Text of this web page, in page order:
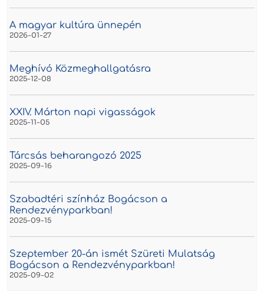
A magyar kultúra ünnepén
2026-01-27
Meghívó Közmeghallgatásra
2025-12-08
XXIV. Márton napi vigasságok
2025-11-05
Tárcsás beharangozó 2025
2025-09-16
Szabadtéri színház Bogácson a
Rendezvényparkban!
2025-09-15
Szeptember 20-án ismét Szüreti Mulatság
Bogácson a Rendezvényparkban!
2025-09-02